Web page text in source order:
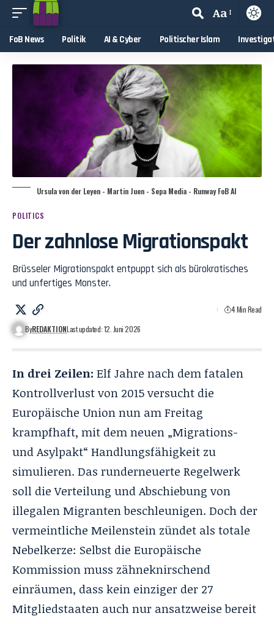
Aa
FoB News Politik AI & Cyber Politischer Islam
Ursula von der Leyen - Martin Juen - Sepa Media - Runway FoB AI
POLITICS
Der zahnlose Migrationspakt
Brüsseler Migrationspakt entpuppt sich als bürokratisches
und unfertiges Monster.
ByREDAKTIONLast updated: 12. Juni 2026
4 Min Read
In drei Zeilen: Elf Jahre nach dem fatalen
Kontrollverlust von 2015 versucht die
Europäische Union nun am Freitag
krampfhaft, mit dem neuen „Migrations-
und Asylpakt“ Handlungsfähigkeit zu
simulieren. Das runderneuerte Regelwerk
soll die Verteilung und Abschiebung von
illegalen Migranten beschleunigen. Doch der
vermeintliche Meilenstein zündet als totale
Nebelkerze: Selbst die Europäische
Kommission muss zähneknirschend
einräumen, dass kein einziger der 27
Mitgliedstaaten auch nur ansatzweise bereit